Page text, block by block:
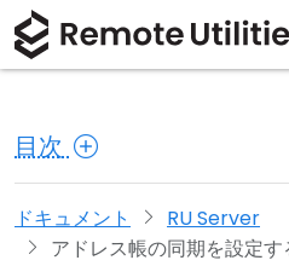
目次
ドキュメント
RU Server
アドレス帳の同期を設定す
製品
セキュリティ
スクリーンショット
ソリューショ
製造および小売
ヘルスケア
ダウンロード
macOS
Linux
購入
ライセンスアシスタント
ライセンスのアップグレー
サポート
ドキュメント
ナレッジベース
会社概要
プレスルーム
レビューを書く